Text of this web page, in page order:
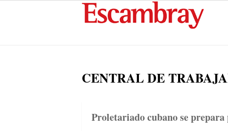
CENTRAL DE
Proletariado cubano se